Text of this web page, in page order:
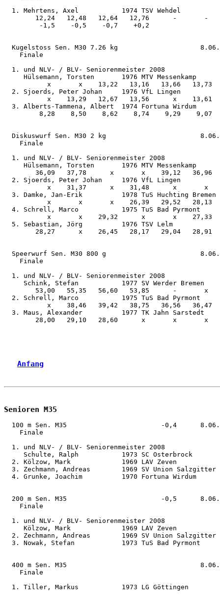
1. Mehrtens, Axel           1974 TSV Wehdel
        12,24   12,48   12,64   12,76      -       -
         -1,5    -0,5    -0,7    +0,2
Kugelstoss Sen. M30 7.26 kg
    Finale
  1. und NLV- / BLV- Seniorenmeister 2008
Hülsemann, Torsten       1976 MTV Messenkamp
           x       x    13,22   13,16   13,66   13,73
2. Sjoerds, Peter Johan     1976 VfL Lingen
           x    13,29   12,67   13,56      x    13,61
3. Alberts-Tammena, Albert  1974 Fortuna Wirdum
         8,28    8,50    8,62    8,74    9,29    9,07
Diskuswurf Sen. M30 2 kg
    Finale
  1. und NLV- / BLV- Seniorenmeister 2008
Hülsemann, Torsten       1976 MTV Messenkamp
        36,09   37,78      x       x    39,12   36,96
2. Sjoerds, Peter Johan     1976 VfL Lingen
           x    31,37      x    31,48      x       x
3. Damke, Jan-Erik          1978 TuS Huchting
           x       x       x    26,39   29,52   28,13
4. Schrell, Marco           1975 TuS Bad Pyrmont
           x       x    29,32      x       x    27,33
5. Sebastian, Jörg          1976 TSV Lelm
        28,27      x    26,45   28,17   29,04   28,91
Speerwurf Sen. M30 800 g
    Finale
  1. und NLV- / BLV- Seniorenmeister 2008
Schink, Stefan           1977 SV Werder
        53,00   55,35   56,60   53,85      -       x
2. Schrell, Marco           1975 TuS Bad Pyrmont
           x    38,46   39,42   38,75   36,56   36,47
3. Maus, Alexander          1977 TK Jahn
        28,00   29,10   28,60      x       x       x
Anfang
Senioren M35
100 m Sen. M35                        -0,4
    Finale
  1. und NLV- / BLV- Seniorenmeister 2008
Schulte, Ralph           1973 SC Osterbrock
2. Kölzow, Mark             1969 LAV Zeven
3. Zechmann, Andreas        1969 SV Union
4. Grunke, Joachim          1970 Fortuna Wirdum
200 m Sen. M35                        -0,5
    Finale
  1. und NLV- / BLV- Seniorenmeister 2008
Kölzow, Mark             1969 LAV Zeven
2. Zechmann, Andreas        1969 SV Union
3. Nowak, Stefan            1973 TuS Bad Pyrmont
400 m Sen. M35
    Finale
1. Tiller, Markus           1973 LG Göttingen